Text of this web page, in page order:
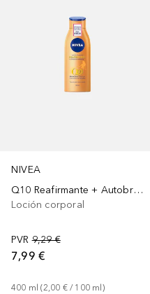
NIVEA
Q10 Reafirmante + Autobroneadora
Loción corporal
PVR 9,29 €
7,99 €
400 ml (2,00 € / 100 ml )